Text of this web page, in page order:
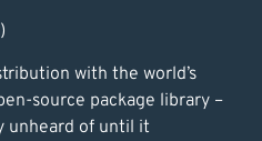
with the world’s
source package library –
unheard of until it